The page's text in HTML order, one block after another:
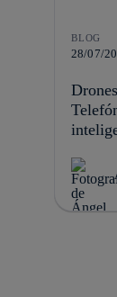
BLOG
28/07/